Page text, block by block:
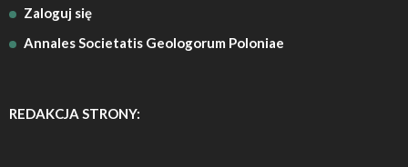
Zaloguj się
Annales Societatis Geologorum Poloniae
REDAKCJA STRONY: